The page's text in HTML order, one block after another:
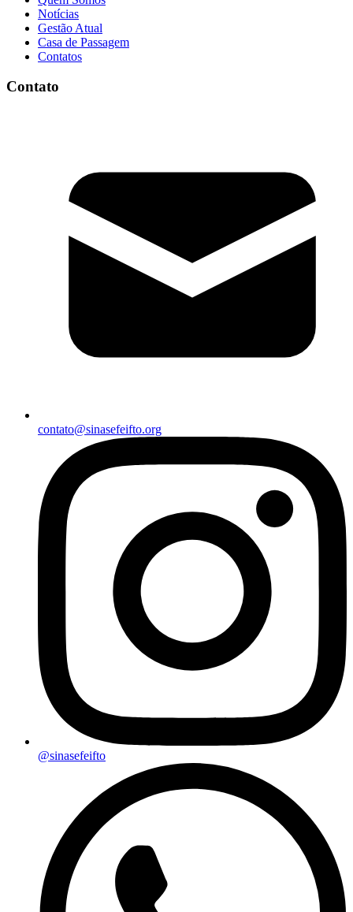
Notícias
Gestão Atual
Casa de Passagem
Contatos
Contato
contato@sinasefeifto.org
@sinasefeifto